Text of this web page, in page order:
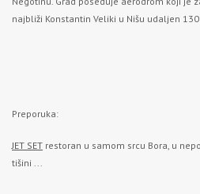
najbliži Konstantin Veliki u Nišu udaljen
Preporuka:
JET SET restoran u samom srcu Bora, u
tišini ...